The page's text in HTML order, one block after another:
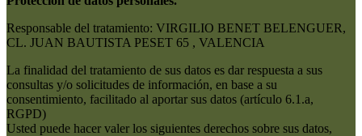
Responsable del tratamiento: VIRGILIO BENET BELENGUER,
CL. JUAN BAUTISTA PESET 65 , VALENCIA
La finalidad del tratamiento de sus datos es dar respuesta a sus
consultas y/o solicitudes de información, en base a su
consentimiento, facilitado al aportar sus datos (artículo 6.1.a,
RGPD)
Usted puede hacer valer los siguientes derechos sobre sus datos,